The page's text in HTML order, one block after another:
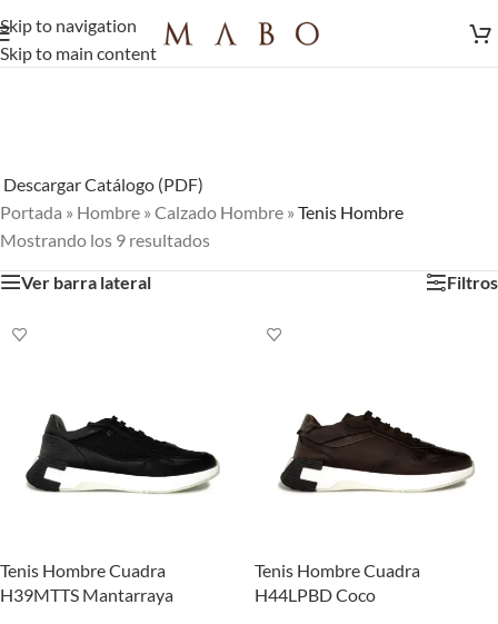
Skip to navigation
Skip to main content
Descargar Catálogo (PDF)
Portada » Hombre » Calzado Hombre » Tenis Hombre
Mostrando los 9 resultados
Ver barra lateral
Filtros
Tenis Hombre Cuadra
H39MTTS Mantarraya
Tenis Hombre Cuadra
H44LPBD Coco